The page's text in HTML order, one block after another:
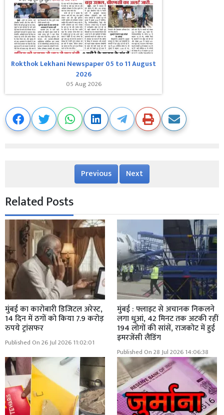
Rokthok Lekhani Newspaper 05 to 11 August
2026
05 Aug 2026
Previous Next
Related Posts
मुंबई का कारोबारी डिजिटल अरेस्ट,
14 दिन में ठगों को किया 7.9 करोड़
रुपये ट्रांसफर
Published On 26 Jul 2026 11:02:01
मुंबई : फ्लाइट से अचानक निकलने
लगा धुआं, 42 मिनट तक अटकी रहीं
194 लोगों की सांसें, राजकोट में हुई
इमरजेंसी लैंडिंग
Published On 28 Jul 2026 14:06:38